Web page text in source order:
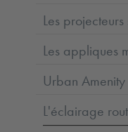
Les
Les appliques
Urban Amenity
L'éclairage